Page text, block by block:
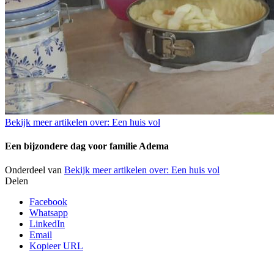
Bekijk meer artikelen over: Een huis vol
Een bijzondere dag voor familie Adema
Onderdeel van Bekijk meer artikelen over: Een huis vol
Delen
Facebook
Whatsapp
LinkedIn
Email
Kopieer URL